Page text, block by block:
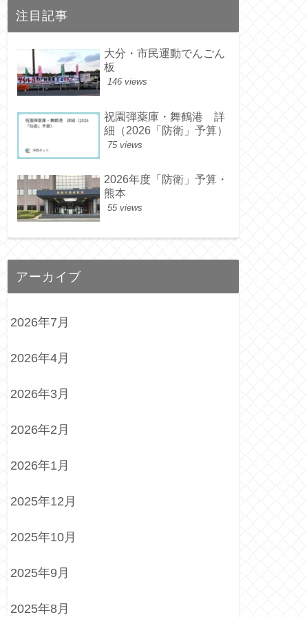
注目記事
大分・市民運動でんごん
板
146 views
祝園弾薬庫・舞鶴港 詳
細（2026「防衛」予算）
75 views
2026年度「防衛」予算・
熊本
55 views
アーカイブ
2026年7月
2026年4月
2026年3月
2026年2月
2026年1月
2025年12月
2025年10月
2025年9月
2025年8月